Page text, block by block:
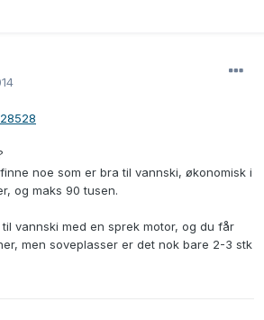
noe som er bra til vannski, økonomisk i
og maks 90 tusen.
vannski med en sprek motor, og du får
men soveplasser er det nok bare 2-3 stk